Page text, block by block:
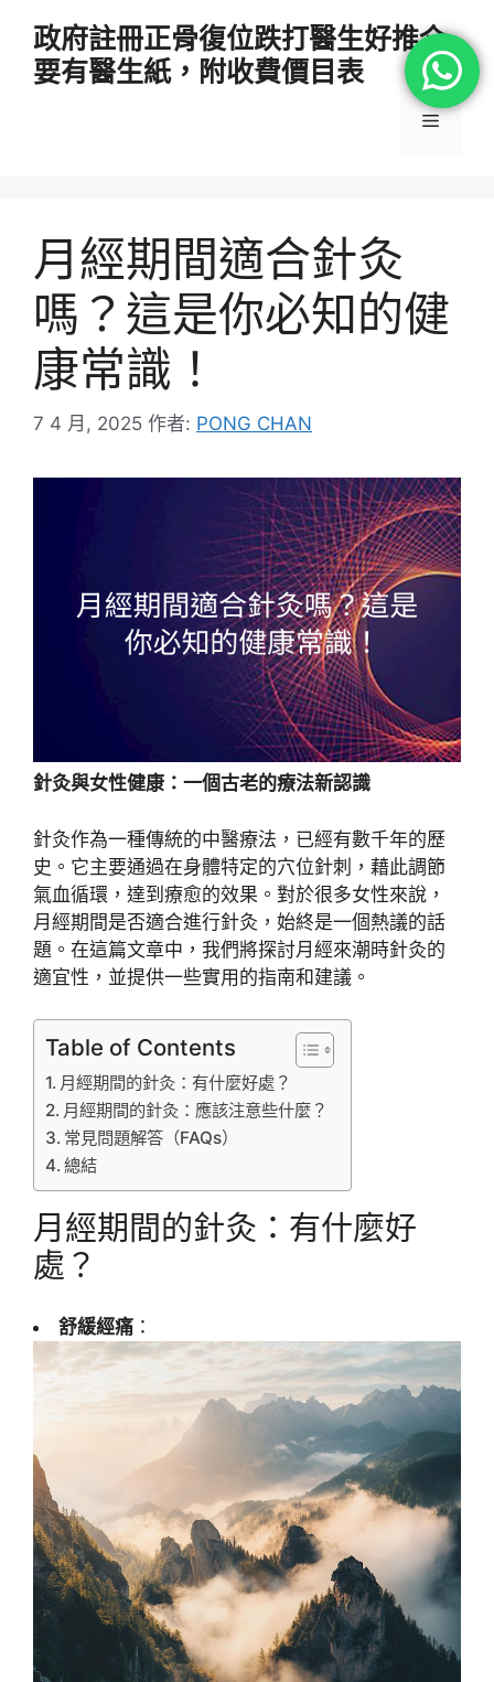
政府註冊正骨復位跌打醫生好推介
要有醫生紙，附收費價目表
選
月經期間適合針灸
嗎？這是你必知的健
康常識！
7 4 月, 2025 作者: PONG CHAN
針灸與女性健康：一個古老的療法新認識
針灸作為一種傳統的中醫療法，已經有數千年的歷
史。它主要通過在身體特定的穴位針刺，藉此調節
氣血循環，達到療愈的效果。對於很多女性來說，
月經期間是否適合進行針灸，始終是一個熱議的話
題。在這篇文章中，我們將探討月經來潮時針灸的
適宜性，並提供一些實用的指南和建議。
Table of Contents
月經期間的針灸：有什麼好處？
月經期間的針灸：應該注意些什麼？
常見問題解答（FAQs）
總結
月經期間的針灸：有什麼好
處？
舒緩經痛 ：